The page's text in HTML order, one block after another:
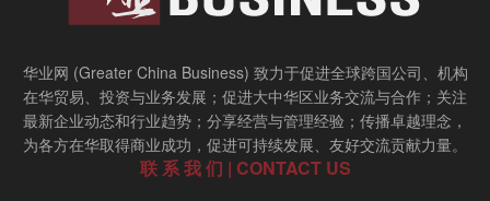
华业网 (Greater China Business) 致力于促进全球跨国公司、机构
在华贸易、投资与业务发展；促进大中华区业务交流与合作；关注
最新企业动态和行业趋势；分享经营与管理经验；传播卓越理念，
为各方在华取得商业成功，促进可持续发展、友好交流贡献力量。
联 系 我 们 | CONTACT US